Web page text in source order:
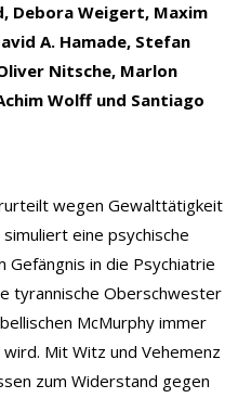
Debora Weigert, Maxim
A. Hamade, Stefan
Nitsche, Marlon
Wolff und Santiago
wegen Gewalttätigkeit
eine psychische
Gefängnis in die Psychiatrie
tyrannische Oberschwester
McMurphy immer
Mit Witz und Vehemenz
zum Widerstand gegen